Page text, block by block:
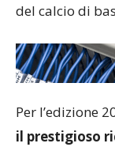
del calcio di
Per l’edizione
il prestigioso